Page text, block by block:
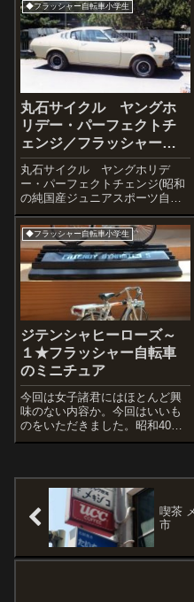
◆フラッシャー自転車小学生
丸石サイクル ヤングホ
リデー・パーフェクトチ
ェンジ／フラッシャー自
転車
丸石サイクル ヤングホリデ
ー・パーフェクトチェンジ(昭和
の純国産ジュニアスポーツ自転
車)丸石自転車・・・。小学生の
頃には丸石自転車に乗っていた
ことは何度かブログに書いてき
ました。１９７５年頃に発売さ
れたジャンプ5という、大きなフ
ラッシャーが...
◆フラッシャー自転車小学生
ジテンシャヒーローズ～
１★フラッシャー自転車
のミニチュア
今回は女子諸君にはほとんど興
味のない内容か。今回はいいも
のをいただきました。昭和40～
50年代に男子小学生たちに大流
ー）付き自転車。またその話。
当時の価格で６万円前後、現在
だと１５万円くら...
喫茶
市